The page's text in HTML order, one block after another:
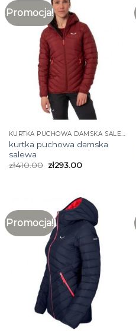
Promocja!
KURTKA PUCHOWA DAMSKA SALEWA
kurtka puchowa damska
salewa
zł410.00 zł293.00
Promocja!